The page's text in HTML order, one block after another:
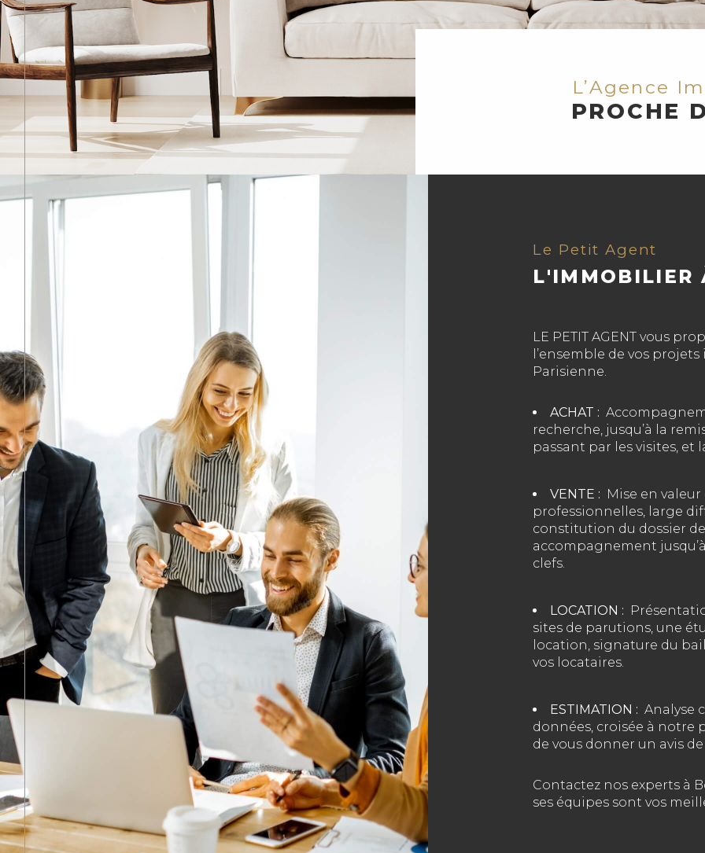
L’Agence
PROCHE
Le Petit Agent
L'IMMOBILIER
LE PETIT AGENT vous
l’ensemble de vos
Parisienne.
ACHAT :
recherche, jusqu’à la
passant par les visites, et
VENTE : Mise en
professionnelles, large
constitution du dossier
accompagnement
clefs.
LOCATION :
sites de parutions, une
location, signature du
vos locataires.
ESTIMATION :Analyse
données, croisée à notre
de vous donner un avis
Contactez nos experts à
ses équipes sont vos